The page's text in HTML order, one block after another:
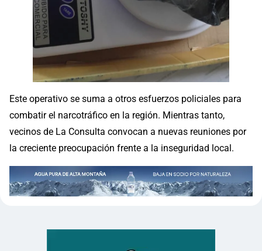
Este operativo se suma a otros esfuerzos policiales para
combatir el narcotráfico en la región. Mientras tanto,
vecinos de La Consulta convocan a nuevas reuniones por
la creciente preocupación frente a la inseguridad local.